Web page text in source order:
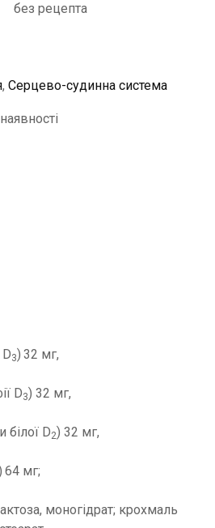
без рецепта
, Серцево-судинна система
3) 32 мг,
D3) 32 мг,
білої D2) 32 мг,
64 мг;
моногідрат; крохмаль